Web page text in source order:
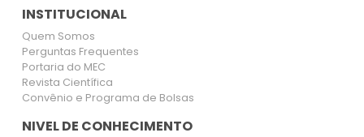
INSTITUCIONAL
Quem Somos
Perguntas Frequentes
Portaria do MEC
Revista Científica
Convênio e Programa de Bolsas
NIVEL DE CONHECIMENTO